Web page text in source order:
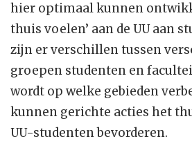
hier optimaal kunnen
thuis voelen’ aan de UU aan
zijn er verschillen tussen
groepen studenten en
wordt op welke gebieden
kunnen gerichte acties het
UU-studenten bevorderen.